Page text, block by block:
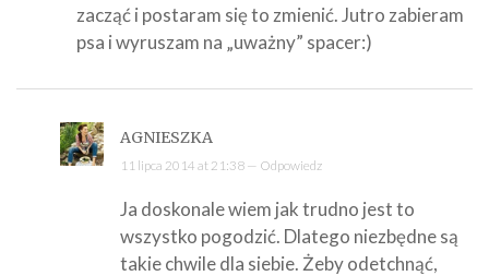
zacząć i postaram się to zmienić. Jutro zabieram
psa i wyruszam na „uważny” spacer:)
AGNIESZKA
11 lipca 2014 at 21:38 — Odpowiedz
Ja doskonale wiem jak trudno jest to
wszystko pogodzić. Dlatego niezbędne są
takie chwile dla siebie. Żeby odetchnąć,